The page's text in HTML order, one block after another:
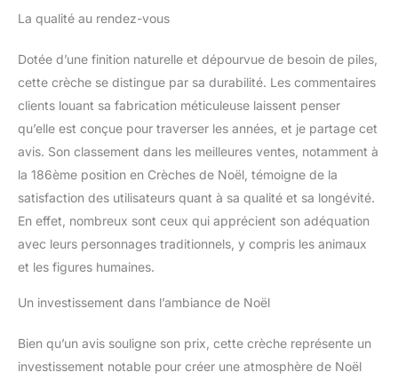
La qualité au rendez-vous
Dotée d’une finition naturelle et dépourvue de besoin de piles,
cette crèche se distingue par sa durabilité. Les commentaires
clients louant sa fabrication méticuleuse laissent penser
qu’elle est conçue pour traverser les années, et je partage cet
avis. Son classement dans les meilleures ventes, notamment à
la 186ème position en Crèches de Noël, témoigne de la
satisfaction des utilisateurs quant à sa qualité et sa longévité.
En effet, nombreux sont ceux qui apprécient son adéquation
avec leurs personnages traditionnels, y compris les animaux
et les figures humaines.
Un investissement dans l’ambiance de Noël
Bien qu’un avis souligne son prix, cette crèche représente un
investissement notable pour créer une atmosphère de Noël